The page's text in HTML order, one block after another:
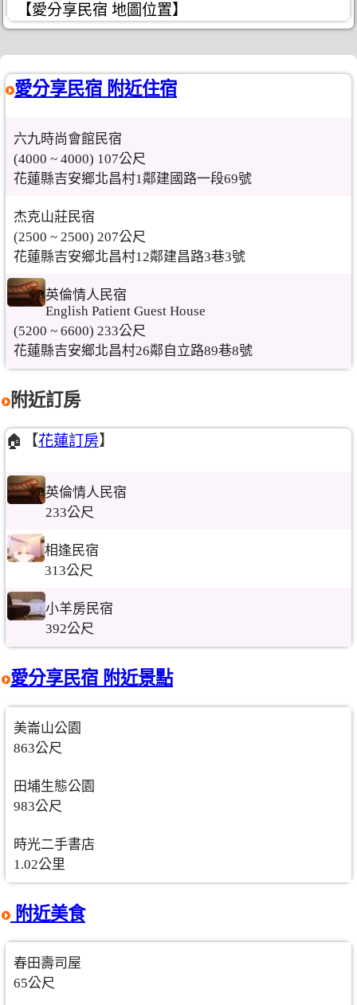
【愛分享民宿 地圖位置】
愛分享民宿 附近住宿
六九時尚會館民宿
(4000 ~ 4000) 107公尺
花蓮縣吉安鄉北昌村1鄰建國路一段69號
杰克山莊民宿
(2500 ~ 2500) 207公尺
花蓮縣吉安鄉北昌村12鄰建昌路3巷3號
英倫情人民宿
English Patient Guest House
(5200 ~ 6600) 233公尺
花蓮縣吉安鄉北昌村26鄰自立路89巷8號
附近訂房
🏠【花蓮訂房】
英倫情人民宿
233公尺
相逢民宿
313公尺
小羊房民宿
392公尺
愛分享民宿 附近景點
美崙山公園
863公尺
田埔生態公園
983公尺
時光二手書店
1.02公里
附近美食
春田壽司屋
65公尺